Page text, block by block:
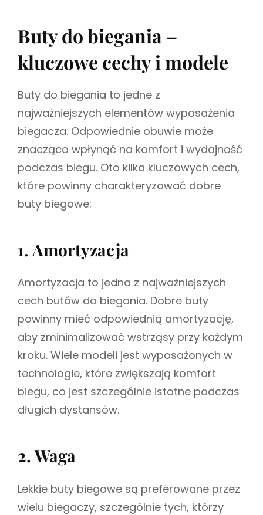
Buty do biegania –
kluczowe cechy i modele
Buty do biegania to jedne z
najważniejszych elementów wyposażenia
biegacza. Odpowiednie obuwie może
znacząco wpłynąć na komfort i wydajność
podczas biegu. Oto kilka kluczowych cech,
które powinny charakteryzować dobre
buty biegowe:
1. Amortyzacja
Amortyzacja to jedna z najważniejszych
cech butów do biegania. Dobre buty
powinny mieć odpowiednią amortyzację,
aby zminimalizować wstrząsy przy każdym
kroku. Wiele modeli jest wyposażonych w
technologie, które zwiększają komfort
biegu, co jest szczególnie istotne podczas
długich dystansów.
2. Waga
Lekkie buty biegowe są preferowane przez
wielu biegaczy, szczególnie tych, którzy